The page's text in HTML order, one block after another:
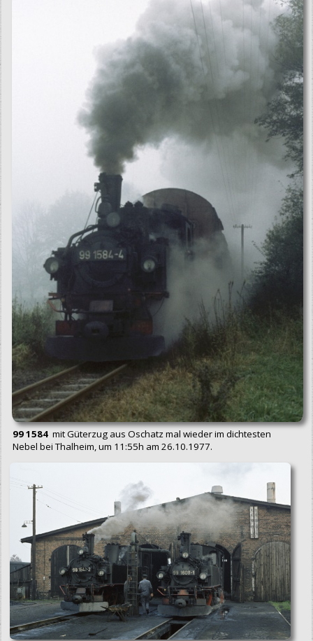
99 1584 mit Güterzug aus Oschatz mal wieder im dichtesten
Nebel bei Thalheim, um 11:55h am 26.10.1977.